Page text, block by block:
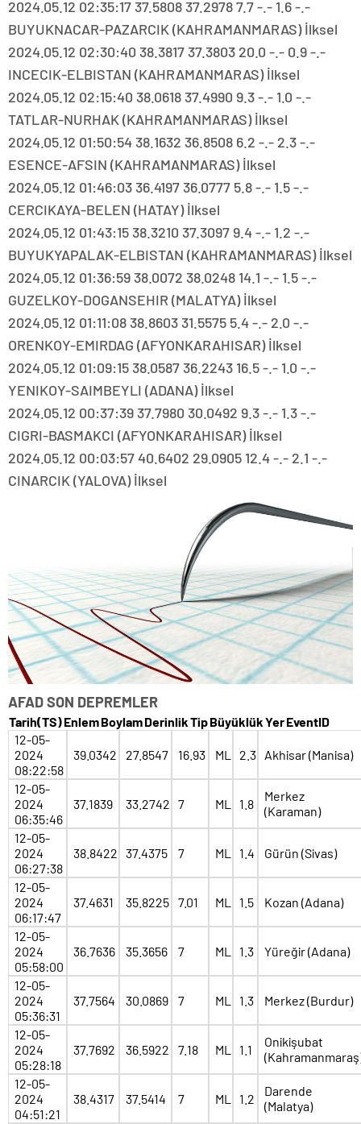
2024.05.12 02:35:17 37.5808 37.2978 7.7 -.- 1.6 -.-
BUYUKNACAR-PAZARCIK (KAHRAMANMARAS) İlksel
2024.05.12 02:30:40 38.3817 37.3803 20.0 -.- 0.9 -.-
INCECIK-ELBISTAN (KAHRAMANMARAS) İlksel
2024.05.12 02:15:40 38.0618 37.4990 9.3 -.- 1.0 -.-
TATLAR-NURHAK (KAHRAMANMARAS) İlksel
2024.05.12 01:50:54 38.1632 36.8508 6.2 -.- 2.3 -.-
ESENCE-AFSIN (KAHRAMANMARAS) İlksel
2024.05.12 01:46:03 36.4197 36.0777 5.8 -.- 1.5 -.-
CERCIKAYA-BELEN (HATAY) İlksel
2024.05.12 01:43:15 38.3210 37.3097 9.4 -.- 1.2 -.-
BUYUKYAPALAK-ELBISTAN (KAHRAMANMARAS) İlksel
2024.05.12 01:36:59 38.0072 38.0248 14.1 -.- 1.5 -.-
GUZELKOY-DOGANSEHIR (MALATYA) İlksel
2024.05.12 01:11:08 38.8603 31.5575 5.4 -.- 2.0 -.-
ORENKOY-EMIRDAG (AFYONKARAHISAR) İlksel
2024.05.12 01:09:15 38.0587 36.2243 16.5 -.- 1.0 -.-
YENIKOY-SAIMBEYLI (ADANA) İlksel
2024.05.12 00:37:39 37.7980 30.0492 9.3 -.- 1.3 -.-
CIGRI-BASMAKCI (AFYONKARAHISAR) İlksel
2024.05.12 00:03:57 40.6402 29.0905 12.4 -.- 2.1 -.-
CINARCIK (YALOVA) İlksel
AFAD SON DEPREMLER
Tarih(TS)EnlemBoylamDerinlikTipBüyüklükYerEventID
12-05-
2024
08:22:58
39.0342 27.8547 16.93 ML 2.3 Akhisar (Manisa)
12-05-
2024
06:35:46
37.1839 33.2742 7 ML 1.8
Merkez
(Karaman)
12-05-
2024
06:27:38
38.8422 37.4375 7 ML 1.4 Gürün (Sivas)
12-05-
2024
06:17:47
37.4631 35.8225 7.01 ML 1.5 Kozan (Adana)
12-05-
2024
05:58:00
36.7636 35.3656 7 ML 1.3 Yüreğir (Adana)
12-05-
2024
05:36:31
37.7564 30.0869 7 ML 1.3 Merkez (Burdur)
12-05-
2024
05:28:18
37.7692 36.5922 7.18 ML 1.1
Onikişubat
12-05-
2024
04:51:21
38.4317 37.5414 7 ML 1.2
Darende
(Malatya)